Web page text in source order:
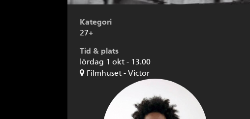
Kategori
27+
Tid & plats
lördag 1 okt - 13.00
Filmhuset - Victor